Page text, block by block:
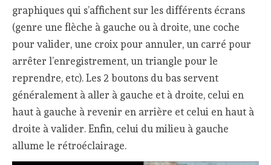
graphiques qui s’affichent sur les différents écrans
(genre une flèche à gauche ou à droite, une coche
pour valider, une croix pour annuler, un carré pour
arrêter l’enregistrement, un triangle pour le
reprendre, etc). Les 2 boutons du bas servent
généralement à aller à gauche et à droite, celui en
haut à gauche à revenir en arrière et celui en haut à
droite à valider. Enfin, celui du milieu à gauche
allume le rétroéclairage.